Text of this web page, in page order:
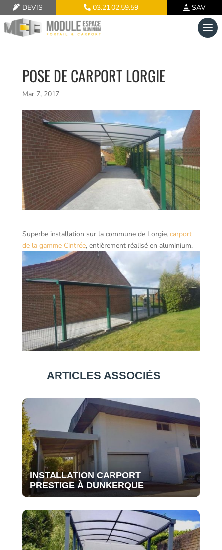
DEVIS 03.21.02.59.59 SAV
POSE DE CARPORT LORGIE
Mar 7, 2017
Superbe installation sur la commune de Lorgie, carport
de la gamme Cintrée, entièrement réalisé en aluminium.
ARTICLES ASSOCIÉS
INSTALLATION CARPORT
PRESTIGE À DUNKERQUE